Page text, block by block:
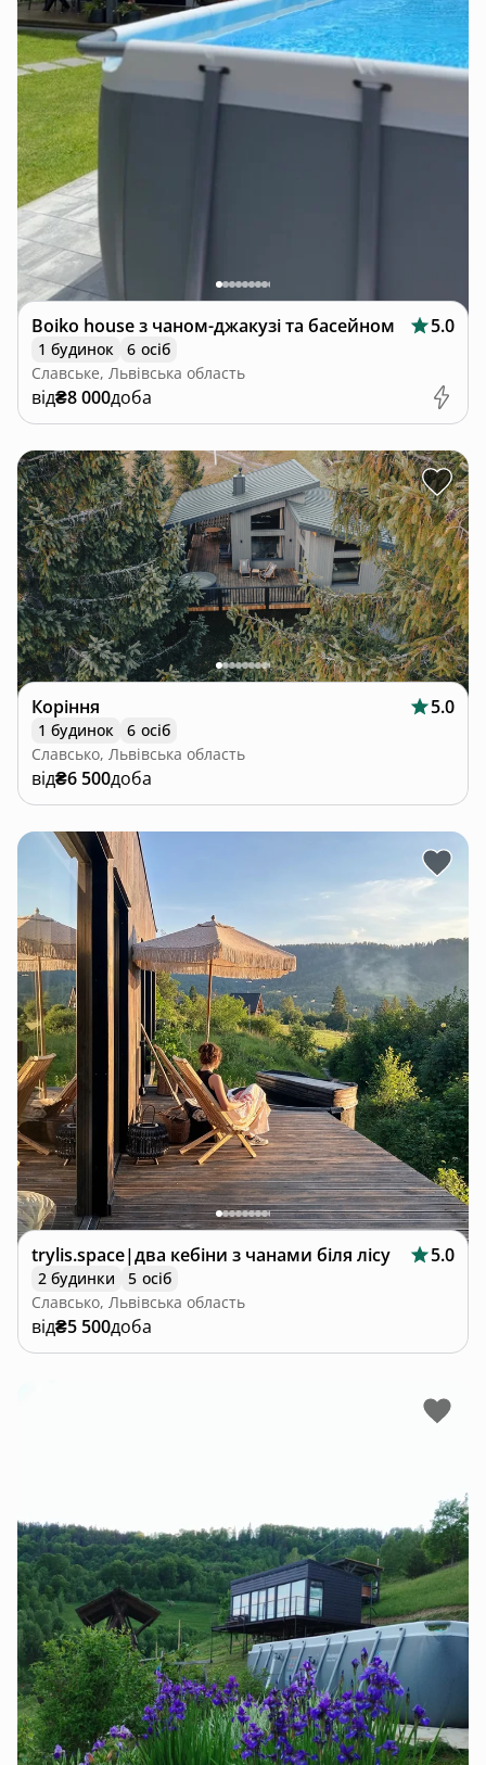
Boiko house з чаном-джакузі та басейном 5.0
1 будинок
6 осіб
Славське, Львівська область
від₴8 000доба
Коріння 5.0
1 будинок
6 осіб
Славсько, Львівська область
від₴6 500доба
trylis.space|два кебіни з чанами біля лісу 5.0
2 будинки
5 осіб
Славсько, Львівська область
від₴5 500доба